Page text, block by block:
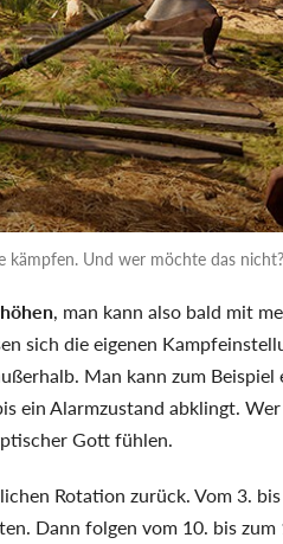
Und wer möchte das nicht?
, man kann also bald mit
sich die eigenen
Man kann zum
ein Alarmzustand abklingt.
Gott fühlen.
Rotation zurück. Vom 3.
Dann folgen vom 10. bis zum